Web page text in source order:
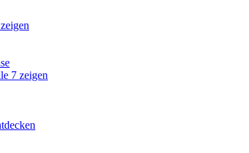
7 zeigen